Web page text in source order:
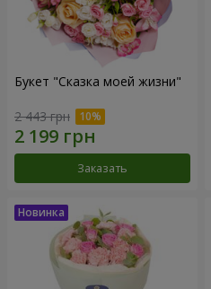
Букет "Сказка моей жизни"
2 443 грн
Заказать